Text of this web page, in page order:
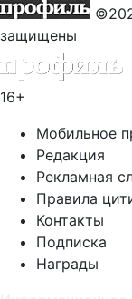
защищены
16+
Мобильное
Редакция
Рекламная
Правила
Контакты
Подписка
Награды